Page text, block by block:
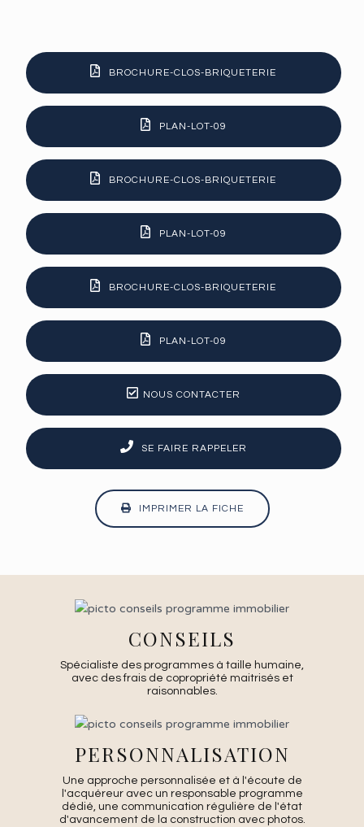
BROCHURE-CLOS-BRIQUETERIE
PLAN-LOT-09
BROCHURE-CLOS-BRIQUETERIE
PLAN-LOT-09
BROCHURE-CLOS-BRIQUETERIE
PLAN-LOT-09
NOUS CONTACTER
SE FAIRE RAPPELER
IMPRIMER LA FICHE
CONSEILS
Spécialiste des programmes à taille humaine,
avec des frais de copropriété maitrisés et
raisonnables.
PERSONNALISATION
Une approche personnalisée et à l'écoute de
l'acquéreur avec un responsable programme
dédié, une communication régulière de l'état
d'avancement de la construction avec photos.